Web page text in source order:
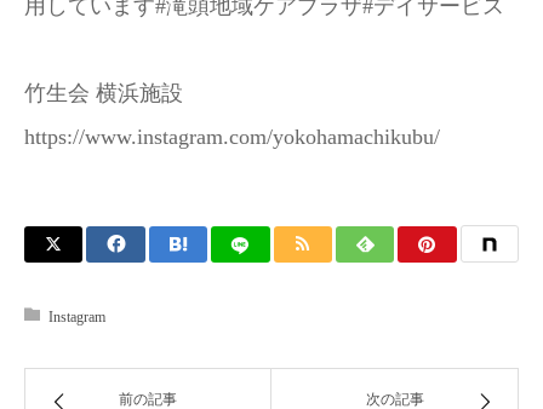
用しています#滝頭地域ケアプラザ#デイサービス
竹生会 横浜施設
https://www.instagram.com/yokohamachikubu/
Instagram
前の記事 次の記事